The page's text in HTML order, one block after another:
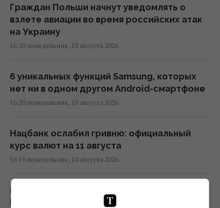
Граждан Польши начнут уведомлять о
взлете авиации во время российских атак
на Украину
16:20 понедельник, 10 августа 2026
6 уникальных функций Samsung, которых
нет ни в одном другом Android-смартфоне
16:20 понедельник, 10 августа 2026
Нацбанк ослабил гривню: официальный
курс валют на 11 августа
16:16 понедельник, 10 августа 2026
Намного быстрее, чем предполагалось: в
ГУР раскрыли, когда Россия получит